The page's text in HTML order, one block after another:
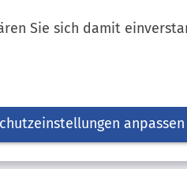
Sie sich damit
anpassen